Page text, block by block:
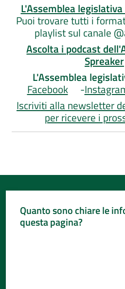
L'Assemblea legislativa
Puoi trovare tutti i
playlist sul canale
Ascolta i podcast
Spreaker
L'Assemblea
Facebook -
Iscriviti alla newsletter
per ricevere i
Quanto sono chiare le
questa pagina?